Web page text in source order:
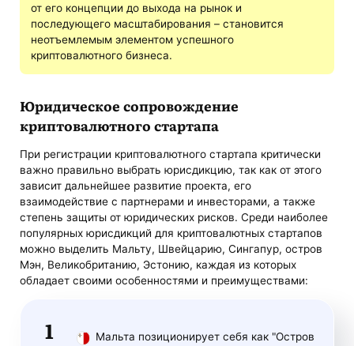
от его концепции до выхода на рынок и
последующего масштабирования – становится
неотъемлемым элементом успешного
криптовалютного бизнеса.
Юридическое сопровождение
криптовалютного стартапа
При регистрации криптовалютного стартапа критически
важно правильно выбрать юрисдикцию, так как от этого
зависит дальнейшее развитие проекта, его
взаимодействие с партнерами и инвесторами, а также
степень защиты от юридических рисков. Среди наиболее
популярных юрисдикций для криптовалютных стартапов
можно выделить Мальту, Швейцарию, Сингапур, остров
Мэн, Великобританию, Эстонию, каждая из которых
обладает своими особенностями и преимуществами:
Мальта позиционирует себя как "Остров